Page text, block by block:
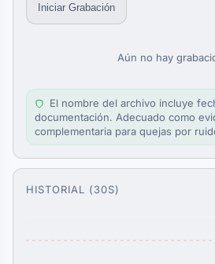
Iniciar Grabación
Aún no hay
El nombre del archivo incluye
documentación. Adecuado como
complementaria para quejas por
HISTORIAL (30S)